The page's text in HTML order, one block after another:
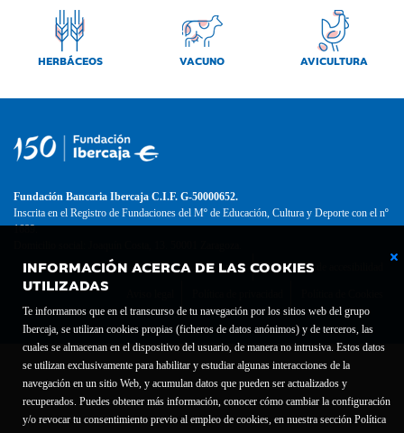
INFORMACIÓN ACERCA DE LAS COOKIES
UTILIZADAS
Te informamos que en el transcurso de tu navegación por los sitios web del grupo
Ibercaja, se utilizan cookies propias (ficheros de datos anónimos) y de terceros, las
cuales se almacenan en el dispositivo del usuario, de manera no intrusiva. Estos datos
se utilizan exclusivamente para habilitar y estudiar algunas interacciones de la
navegación en un sitio Web, y acumulan datos que pueden ser actualizados y
recuperados. Puedes obtener más información, conocer cómo cambiar la configuración
y/o revocar tu consentimiento previo al empleo de cookies, en nuestra sección Política
HERBÁCEOS VACUNO AVICULTURA
Fundación Bancaria Ibercaja C.I.F. G-50000652.
Inscrita en el Registro de Fundaciones del Mº de Educación, Cultura y Deporte con el nº
1689.
Contacto
Declaración de accesibilidad